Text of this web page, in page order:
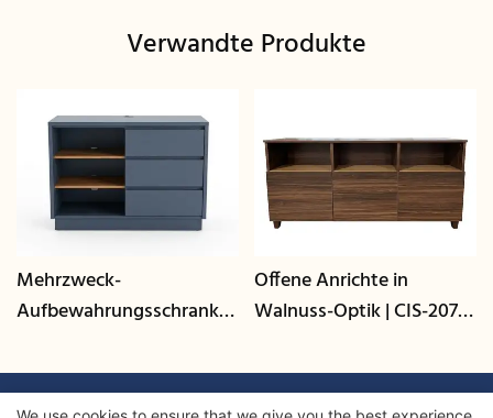
Verwandte Produkte
Mehrzweck-
Aufbewahrungsschrank
CIS-25-L - GCON
Offene Anrichte in
Walnuss-Optik | CIS-207 -